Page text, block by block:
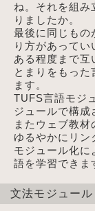
ね。それを組み
りましたか。
最後に同じもの
り方があってい
ある程度まで互
とまりをもっ
ます。
TUFS言語モジ
ジュールで構成
またウェブ教
ゆるやかにリン
モジュール化に
語を学習できま
文法モジュール